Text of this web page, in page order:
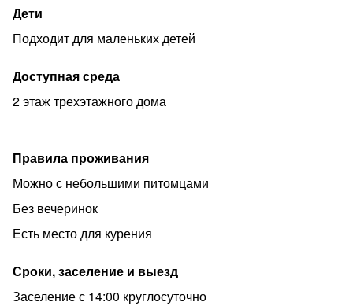
Дети
Подходит для маленьких детей
Доступная среда
2 этаж трехэтажного дома
Правила проживания
Можно с небольшими питомцами
Без вечеринок
Есть место для курения
Сроки, заселение и выезд
Заселение с 14:00 круглосуточно